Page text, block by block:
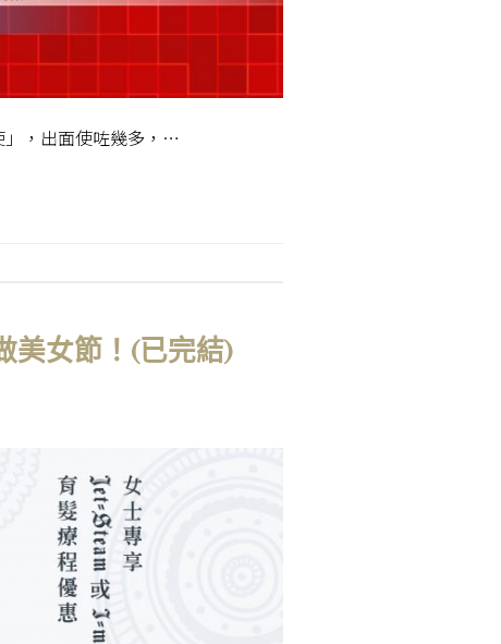
」，出面使咗幾多，…
美女節！(已完結)